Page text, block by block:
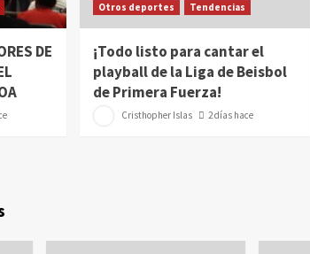
DE
Otros deportes Tendencias
¡Todo listo para cantar el
playball de la Liga de Beisbol
de Primera Fuerza!
Cristhopher Islas 2 días hace